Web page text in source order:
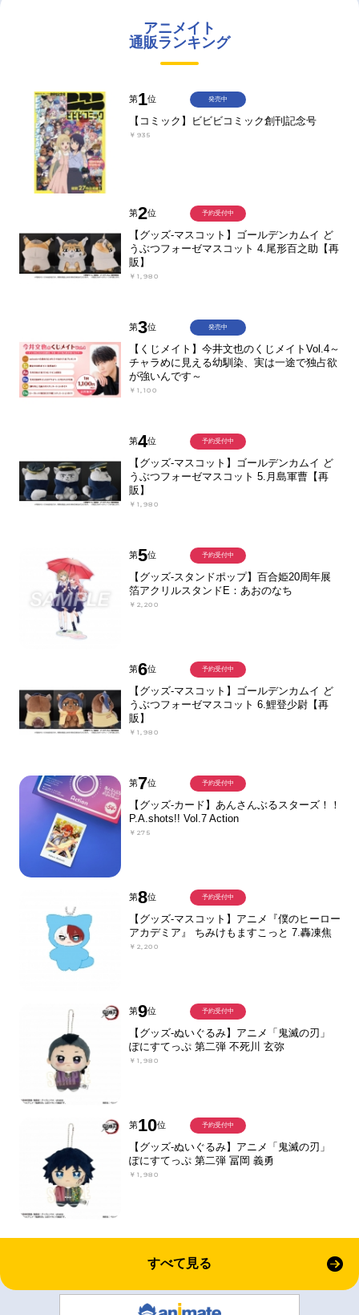
アニメイト
通販ランキング
第1位
【コミック】ビビビコミック創刊記念号
￥935
発売中
第2位
【グッズ-マスコット】ゴールデンカムイ ど
うぶつフォーゼマスコット 4.尾形百之助【再
販】
￥1,980
予約受付中
第3位
【くじメイト】今井文也のくじメイトVol.4～
チャラめに見える幼馴染、実は一途で独占欲
が強いんです～
￥1,100
発売中
第4位
【グッズ-マスコット】ゴールデンカムイ ど
うぶつフォーゼマスコット 5.月島軍曹【再
販】
￥1,980
予約受付中
第5位
【グッズ-スタンドポップ】百合姫20周年展
箔アクリルスタンドE：あおのなち
￥2,200
予約受付中
第6位
【グッズ-マスコット】ゴールデンカムイ ど
うぶつフォーゼマスコット 6.鯉登少尉【再
販】
￥1,980
予約受付中
第7位
【グッズ-カード】あんさんぶるスターズ！！
P.A.shots!! Vol.7 Action
￥275
予約受付中
第8位
【グッズ-マスコット】アニメ『僕のヒーロー
アカデミア』 ちみけもますこっと 7.轟凍焦
￥2,200
予約受付中
第9位
【グッズ-ぬいぐるみ】アニメ「鬼滅の刃」
ぽにすてっぷ 第二弾 不死川 玄弥
￥1,980
予約受付中
第10位
【グッズ-ぬいぐるみ】アニメ「鬼滅の刃」
ぽにすてっぷ 第二弾 冨岡 義勇
￥1,980
予約受付中
すべて見る